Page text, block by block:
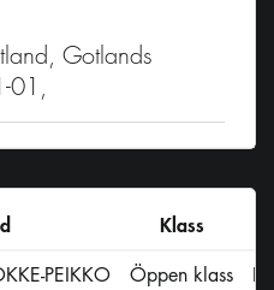
Gotlands
01,
Klass
PEIKKO Öppen klass